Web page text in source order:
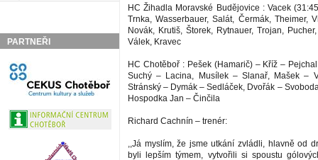
PARTNEŘI
HC Žihadla Moravské Budějovice : Vacek
Trnka, Wasserbauer, Salát, Čermák, Theimer,
Novák, Krutiš, Štorek, Rytnauer, Trojan,
Válek, Kravec
HC Chotěboř : Pešek (Hamarič) – Kříž –
Suchý – Lacina, Musílek – Slanař, Mašek –
Stránský – Dymák – Sedláček, Dvořák –
Hospodka Jan – Činčila
Richard Cachnín – trenér:
,,Já myslím, že jsme utkání zvládli, hlavně od
byli lepším týmem, vytvořili si spoustu